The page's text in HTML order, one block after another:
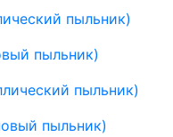
пыльник)
пыльник)
пыльник)
пыльник)